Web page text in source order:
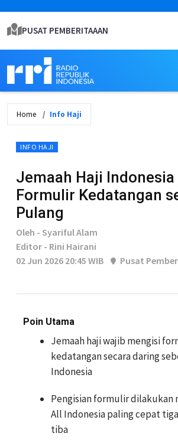
PUSAT PEMBERITAAAN
Home Info Haji
INFO HAJI
Jemaah Haji Indonesia
Formulir Kedatangan
Pulang
Oleh - Syariful Alam
Editor - Rini Hairani
02 Jun 2026 20:45 WIB
Pusat
Poin Utama
Jemaah haji wajib mengisi
kedatangan secara daring
Indonesia
Pengisian formulir dilakukan
All Indonesia paling cepat
tiba